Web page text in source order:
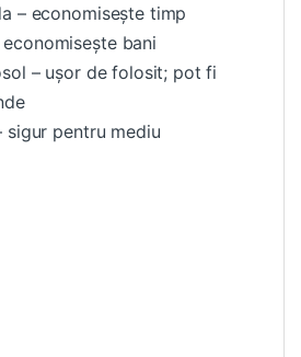
– economisește timp
bani
– ușor de folosit; pot fi
sigur pentru mediu